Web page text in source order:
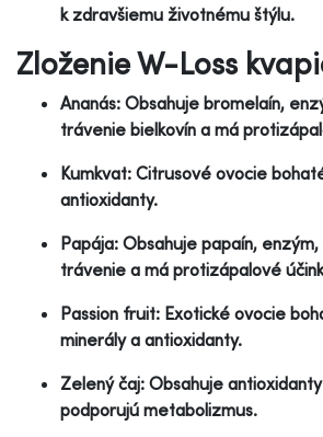
k zdravšiemu životnému štýlu.
Zloženie W-Loss
Ananás: Obsahuje bromelaín,
trávenie bielkovín a má
Kumkvat: Citrusové ovocie
antioxidanty.
Papája: Obsahuje papaín,
trávenie a má protizápalové
Passion fruit: Exotické ovocie
minerály a antioxidanty.
Zelený čaj: Obsahuje
podporujú metabolizmus.